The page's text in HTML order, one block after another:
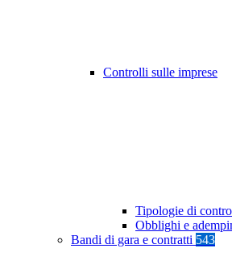
Controlli sulle imprese
Tipologie di
Obblighi e
Bandi di gara e contratti 543